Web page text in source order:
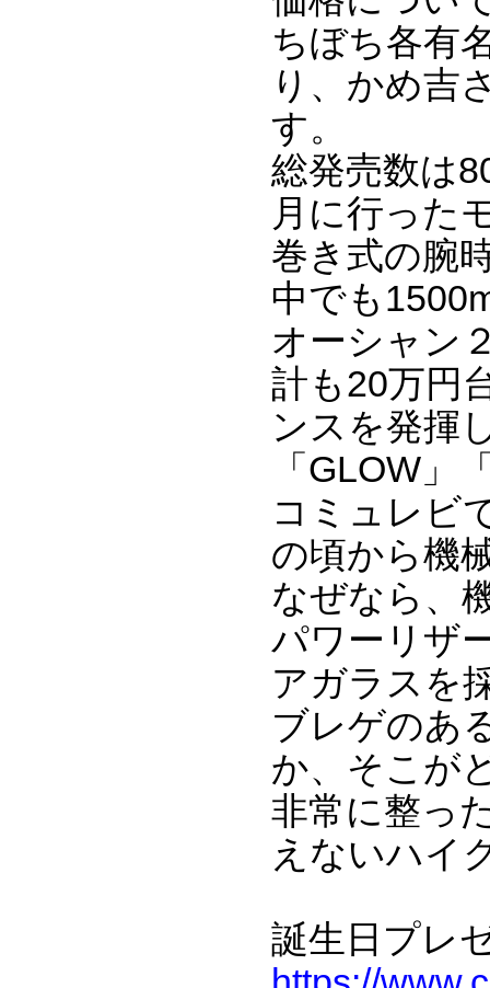
ちぼち各有
り、かめ吉
す。
総発売数は
月に行った
巻き式の腕
中でも
オーシャン
計も20万円
ンスを発揮
「GLOW」
コミュレビ
の頃から機
なぜなら、
パワーリザ
アガラスを
ブレゲのあ
か、そこが
非常に整っ
えないハイ
誕生日プレ